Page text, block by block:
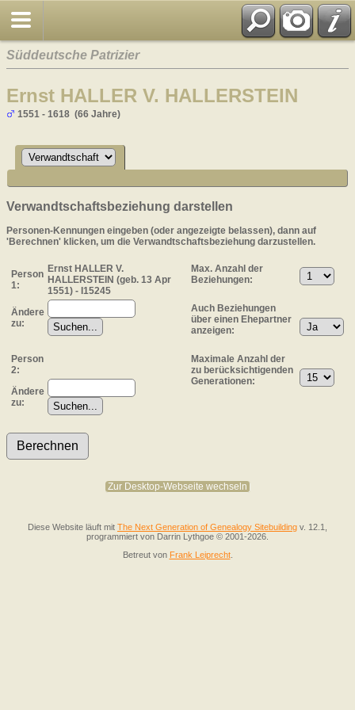
Süddeutsche Patrizier
Ernst HALLER V. HALLERSTEIN
1551 - 1618 (66 Jahre)
Verwandtschaftsbeziehung darstellen
Personen-Kennungen eingeben (oder angezeigte belassen), dann auf
'Berechnen' klicken, um die Verwandtschaftsbeziehung darzustellen.
Person
1:
Ernst HALLER V.
HALLERSTEIN (geb. 13 Apr
1551) - I15245
Ändere
zu:
Person
2:
Ändere
zu:
Max. Anzahl der
Beziehungen:
Auch Beziehungen
über einen Ehepartner
anzeigen:
Maximale Anzahl der
zu berücksichtigenden
Generationen:
Zur Desktop-Webseite wechseln
Diese Website läuft mit The Next Generation of Genealogy Sitebuilding v. 12.1,
programmiert von Darrin Lythgoe © 2001-2026.
Betreut von Frank Leiprecht.